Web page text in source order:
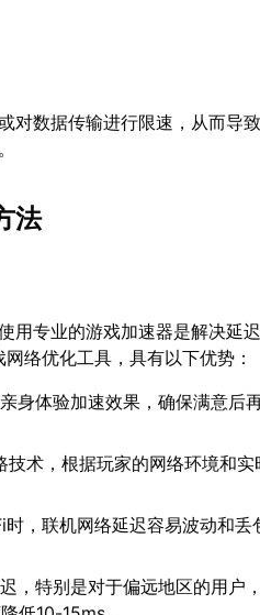
对数据传输进行限速，从而导
法
用专业的游戏加速器是解决延
络优化工具，具有以下优势：
身体验加速效果，确保满意后
技术，根据玩家的网络环境和
，联机网络延迟容易波动和丢
，特别是对于偏远地区的用户